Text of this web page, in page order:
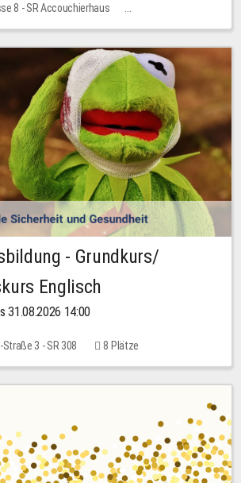
8 - SR Accouchierhaus
- Grundkurs/
Englisch
31.08.2026 14:00
3 - SR 308 8 Plätze